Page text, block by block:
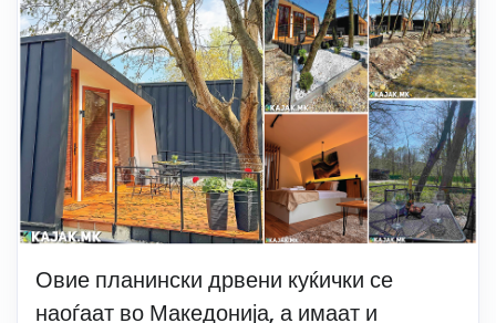
Овие планински дрвени куќички се
наоѓаат во Македонија, а имаат и